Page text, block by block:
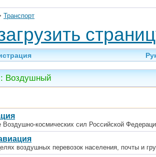
Транспорт
: Воздушный
Воздушно-космических сил Российской
воздушных перевозок населения, почты и